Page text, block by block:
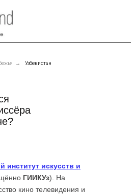
→ Узбекистан
институт искусств и
ГИИКУз). На
кино телевидения и